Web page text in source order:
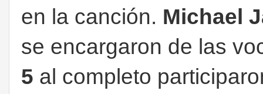
en la canción. Michael
se encargaron de las
5 al completo